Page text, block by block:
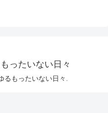
ったいない日々
もったいない日々.